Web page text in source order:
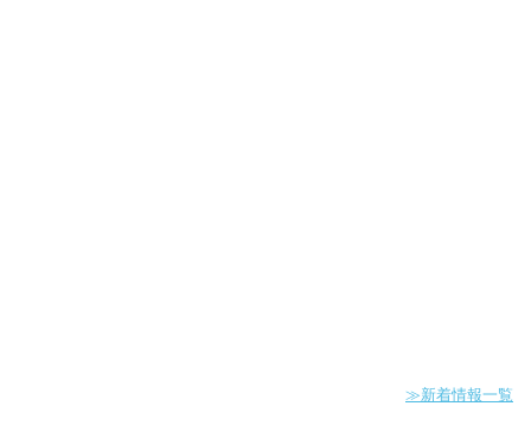
≫新着情報一覧